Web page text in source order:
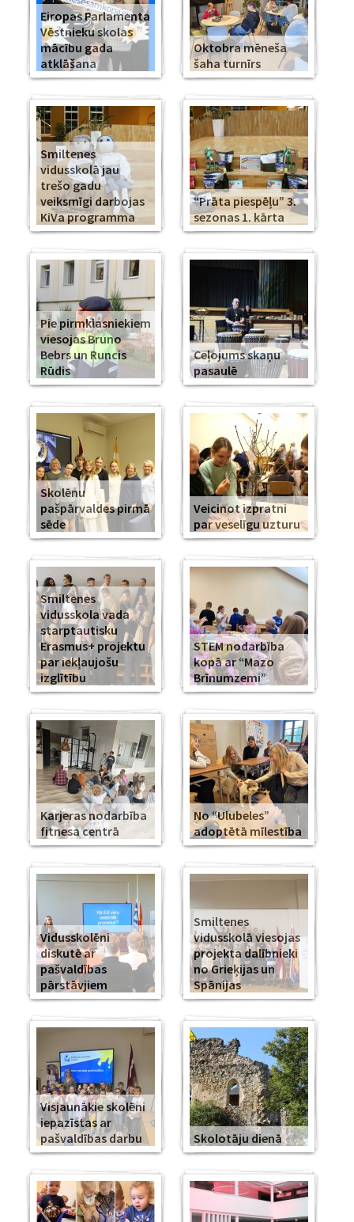
Eiropas Parlamenta
Vēstnieku skolas
mācību gada
atklāšana
Oktobra mēneša
šaha turnīrs
Smiltenes
vidusskolā jau
trešo gadu
veiksmīgi darbojas
KiVa programma
“Prāta piespēļu” 3.
sezonas 1. kārta
Pie pirmklasniekiem
viesojas Bruno
Bebrs un Runcis
Rūdis
Ceļojums skaņu
pasaulē
Skolēnu
pašpārvaldes pirmā
sēde
Veicinot izpratni
par veselīgu uzturu
Smiltenes
vidusskola vada
starptautisku
Erasmus+ projektu
par iekļaujošu
izglītību
STEM nodarbība
kopā ar “Mazo
Brīnumzemi”
Karjeras nodarbība
fitnesa centrā
No “Ulubeles”
adoptētā mīlestība
Vidusskolēni
diskutē ar
pašvaldības
pārstāvjiem
Smiltenes
vidusskolā viesojas
projekta dalībnieki
no Grieķijas un
Spānijas
Visjaunākie skolēni
iepazīstas ar
pašvaldības darbu
Skolotāju dienā